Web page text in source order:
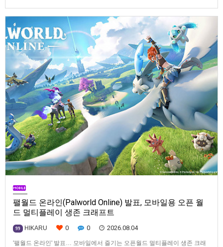
팰월드 온라인(Palworld Online) 발표, 모바일용 오픈 월
드 멀티플레이 생존 크래프트
99 HIKARU 0 0 2026.08.04
'팰월드 온라인' 발표… 모바일에서 즐기는 오픈월드 멀티플레이 생존 크래